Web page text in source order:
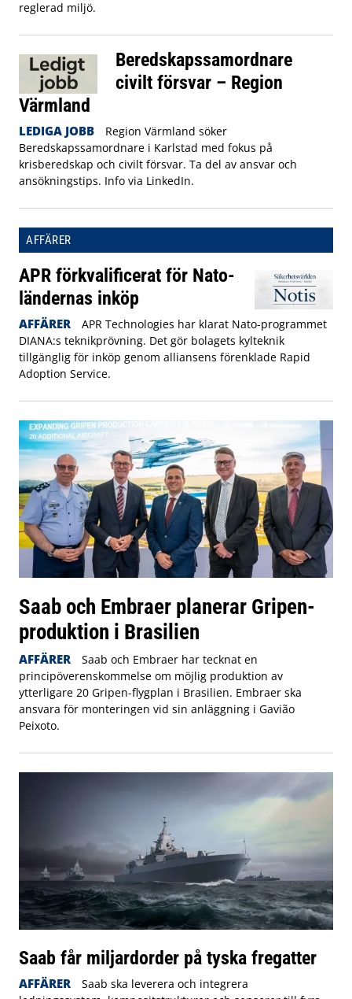
reglerad miljö.
Beredskapssamordnare
civilt försvar – Region
Värmland
LEDIGA JOBB
Region Värmland söker
Beredskapssamordnare i Karlstad med fokus på
krisberedskap och civilt försvar. Ta del av ansvar och
ansökningstips. Info via LinkedIn.
AFFÄRER
APR förkvalificerat för Nato-
ländernas inköp
AFFÄRER
APR Technologies har klarat Nato-programmet
DIANA:s teknikprövning. Det gör bolagets kylteknik
tillgänglig för inköp genom alliansens förenklade Rapid
Adoption Service.
Saab och Embraer planerar Gripen-
produktion i Brasilien
AFFÄRER
Saab och Embraer har tecknat en
principöverenskommelse om möjlig produktion av
ytterligare 20 Gripen-flygplan i Brasilien. Embraer ska
ansvara för monteringen vid sin anläggning i Gavião
Peixoto.
Saab får miljardorder på tyska fregatter
AFFÄRER
Saab ska leverera och integrera